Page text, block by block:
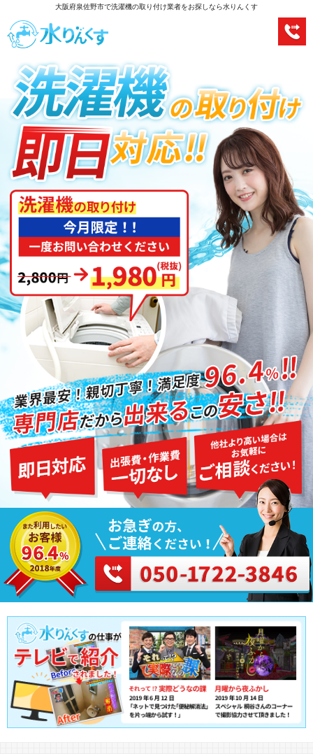
大阪府泉佐野市で洗濯機の取り付け業者をお探しなら水りんくす